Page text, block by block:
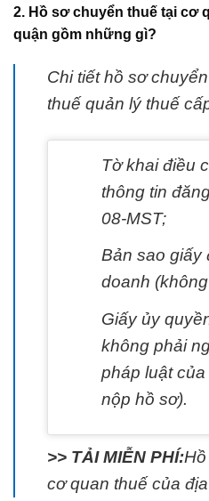
2. Hồ sơ chuyển thuế tại cơ
quận gồm những gì?
Chi tiết hồ sơ
thuế quản lý thuế
Tờ khai điều
thông tin
08-MST;
Bản sao giấy
doanh
Giấy ủy
không phải
pháp luật
nộp hồ sơ).
>> TẢI MIỄN PHÍ:
cơ quan thuế của